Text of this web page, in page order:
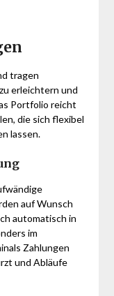
tragen
erleichtern und
Portfolio reicht
die sich flexibel
lassen.
auf Wunsch
automatisch in
im
Zahlungen
und Abläufe